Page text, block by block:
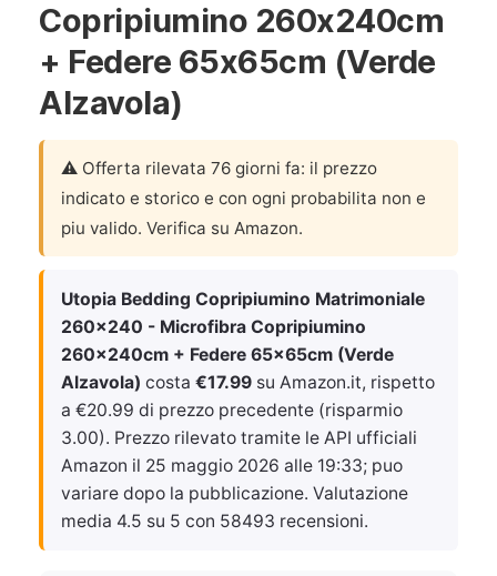
Copripiumino 260x240cm
+ Federe 65x65cm (Verde
Alzavola)
⚠️ Offerta rilevata 76 giorni fa: il prezzo
indicato e storico e con ogni probabilita non e
piu valido. Verifica su Amazon.
Utopia Bedding Copripiumino Matrimoniale
260x240 - Microfibra Copripiumino
260x240cm + Federe 65x65cm (Verde
Alzavola) costa €17.99 su Amazon.it, rispetto
a €20.99 di prezzo precedente (risparmio
3.00). Prezzo rilevato tramite le API ufficiali
Amazon il 25 maggio 2026 alle 19:33; puo
variare dopo la pubblicazione. Valutazione
media 4.5 su 5 con 58493 recensioni.